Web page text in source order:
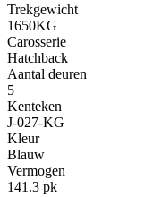
Trekgewicht
1650KG
Carosserie
Hatchback
Aantal deuren
5
Kenteken
J-027-KG
Kleur
Blauw
Vermogen
141.3 pk